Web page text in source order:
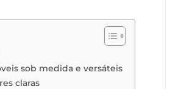
sob medida e versáteis
claras